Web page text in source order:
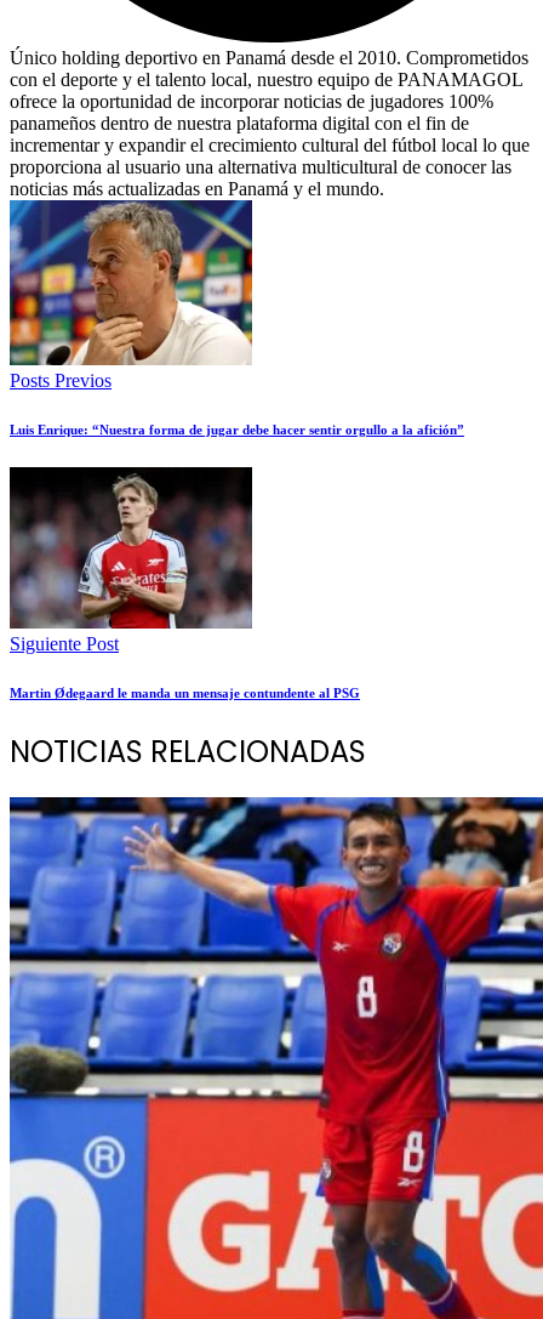
Único holding deportivo en Panamá desde el 2010. Comprometidos
con el deporte y el talento local, nuestro equipo de PANAMAGOL
ofrece la oportunidad de incorporar noticias de jugadores 100%
panameños dentro de nuestra plataforma digital con el fin de
incrementar y expandir el crecimiento cultural del fútbol local lo que
proporciona al usuario una alternativa multicultural de conocer las
noticias más actualizadas en Panamá y el mundo.
Posts Previos
Luis Enrique: “Nuestra forma de jugar debe hacer sentir orgullo a la afición”
Siguiente Post
Martin Ødegaard le manda un mensaje contundente al PSG
NOTICIAS RELACIONADAS